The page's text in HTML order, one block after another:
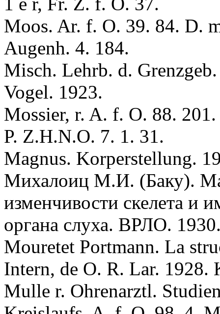
Moos. Ar. f. О. 39. 84. D.
Augenh. 4. 184.
Misсh. Lehrb. d.
Vogel. 1923.
Mossier, r. A. f. O. 88.
P. Z.H.N.O. 7. 1. 31.
Magnus. Korperstellung.
Mихалоиц M.И. (Баку).
изменчивости скелета и
органа слуха. ВРЛО.
Mouretet Portmann. La
Intern, de O. R. Lar. 1928.
Mulle r. Ohrenarztl.